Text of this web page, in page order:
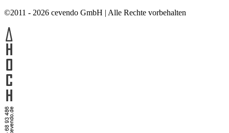
©2011 - 2026 cevendo GmbH | Alle Rechte vorbehalten